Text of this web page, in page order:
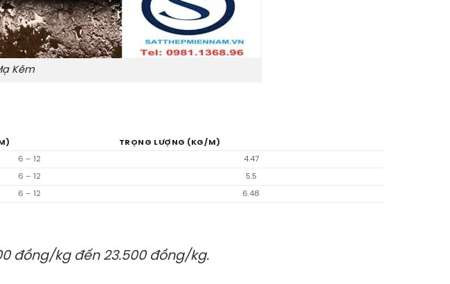
Kẽm
TRỌNG LƯỢNG (KG/M)
6 – 12 4.47
6 – 12 5.5
6 – 12 6.48
đồng/kg đến 23.500 đồng/kg.